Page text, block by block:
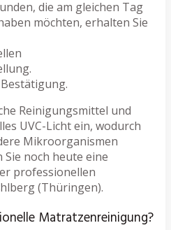
die am gleichen Tag
möchten, erhalten Sie
Reinigungsmittel und
UVC-Licht ein, wodurch
Mikroorganismen
noch heute eine
professionellen
(Thüringen).
Matratzenreinigung?